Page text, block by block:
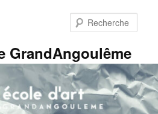
GrandAngoulême